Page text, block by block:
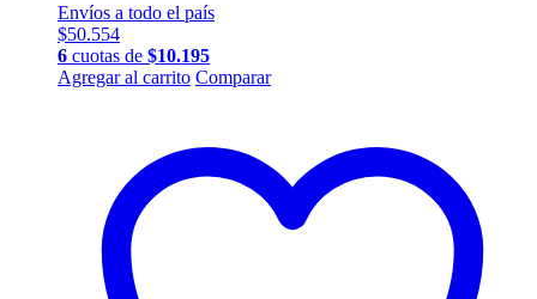
Envíos a todo el país
$50.554
6 cuotas de $10.195
Agregar al carrito Comparar